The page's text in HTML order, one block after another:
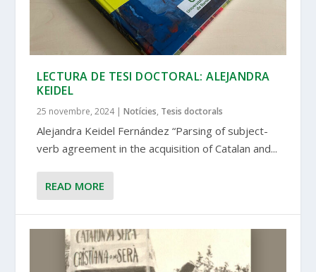
LECTURA DE TESI DOCTORAL: ALEJANDRA
KEIDEL
25 novembre, 2024|Notícies, Tesis doctorals
Alejandra Keidel Fernández “Parsing of subject-
verb agreement in the acquisition of Catalan and...
READ MORE